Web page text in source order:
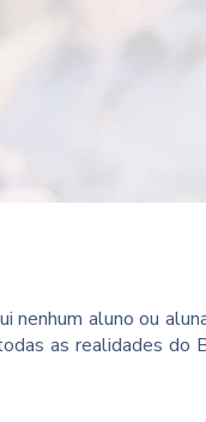
nenhum aluno ou
as realidades do